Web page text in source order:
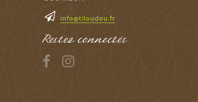
info@tiloudou.fr
Restez connectés